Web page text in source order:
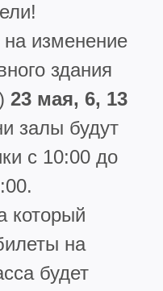
изменение
здания
23 мая, 6, 13
залы будут
с 10:00 до
который
на
будет